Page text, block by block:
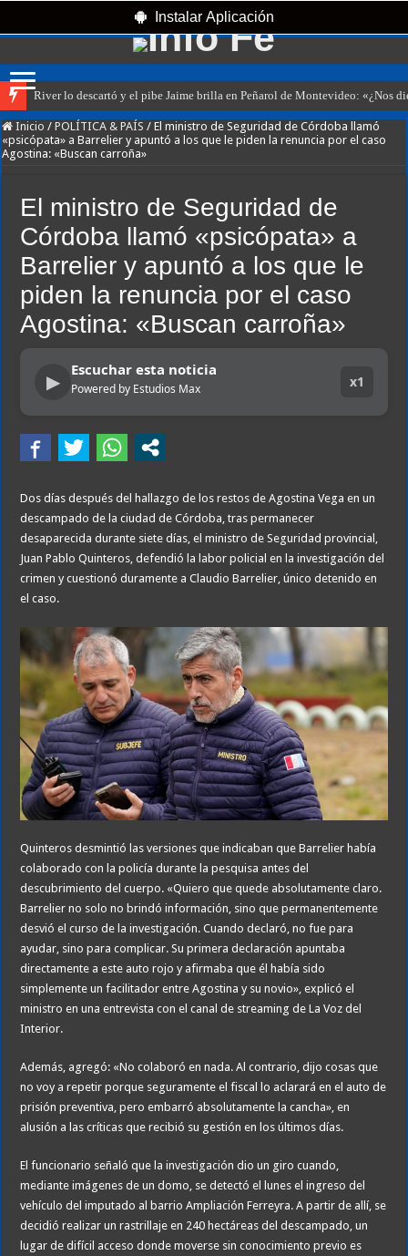
Instalar Aplicación
River lo descartó y el pibe Jaime brilla en Peñarol de Montevideo: «¿Nos
Inicio / POLÍTICA & PAÍS / El ministro de Seguridad de Córdoba llamó
«psicópata» a Barrelier y apuntó a los que le piden la renuncia por el caso
Agostina: «Buscan carroña»
El ministro de Seguridad de
Córdoba llamó «psicópata» a
Barrelier y apuntó a los que le
piden la renuncia por el caso
Agostina: «Buscan carroña»
▶
Escuchar esta noticia
Powered by Estudios Max x1
Dos días después del hallazgo de los restos de Agostina Vega en un
descampado de la ciudad de Córdoba, tras permanecer
desaparecida durante siete días, el ministro de Seguridad provincial,
Juan Pablo Quinteros, defendió la labor policial en la investigación del
crimen y cuestionó duramente a Claudio Barrelier, único detenido en
el caso.
Quinteros desmintió las versiones que indicaban que Barrelier había
colaborado con la policía durante la pesquisa antes del
descubrimiento del cuerpo. «Quiero que quede absolutamente claro.
Barrelier no solo no brindó información, sino que permanentemente
desvió el curso de la investigación. Cuando declaró, no fue para
ayudar, sino para complicar. Su primera declaración apuntaba
directamente a este auto rojo y afirmaba que él había sido
simplemente un facilitador entre Agostina y su novio», explicó el
ministro en una entrevista con el canal de streaming de La Voz del
Interior.
Además, agregó: «No colaboró en nada. Al contrario, dijo cosas que
no voy a repetir porque seguramente el fiscal lo aclarará en el auto de
prisión preventiva, pero embarró absolutamente la cancha», en
alusión a las críticas que recibió su gestión en los últimos días.
El funcionario señaló que la investigación dio un giro cuando,
mediante imágenes de un domo, se detectó el lunes el ingreso del
vehículo del imputado al barrio Ampliación Ferreyra. A partir de allí, se
decidió realizar un rastrillaje en 240 hectáreas del descampado, un
lugar de difícil acceso donde moverse sin conocimiento previo es